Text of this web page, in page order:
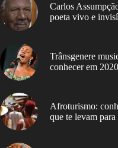
Carlos
poeta vivo e
Trânsgenere
conhecer em 2020
Afroturismo:
que te levam